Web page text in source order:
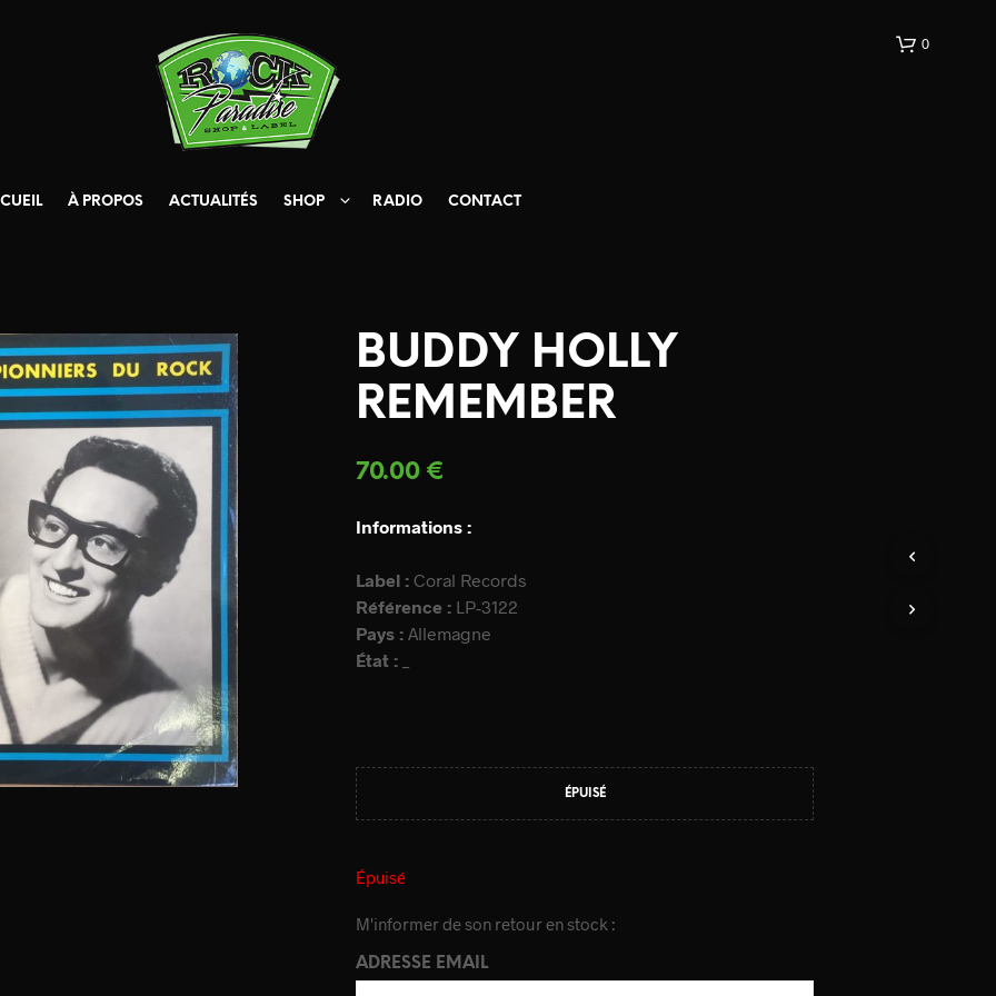
À PROPOS ACTUALITÉS SHOP RADIO CONTACT
0
BUDDY HOLLY
REMEMBER
70.00€
Informations :
Label :Coral Records
Référence : LP-3122
Pays : Allemagne
État :
ÉPUISÉ
Épuisé
M'informer de son retour en stock :
ADRESSE EMAIL